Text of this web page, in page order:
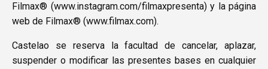
Filmax® (www.instagram.com/filmaxpresenta) y la página
web de Filmax® (www.filmax.com).
Castelao se reserva la facultad de cancelar, aplazar,
suspender o modificar las presentes bases en cualquier